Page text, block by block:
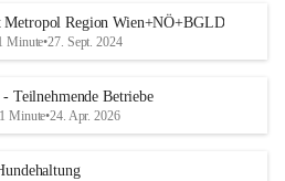
Metropol Region Wien+NÖ+BGLD
Minute•27. Sept. 2024
- Teilnehmende Betriebe
Minute•24. Apr. 2026